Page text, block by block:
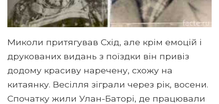
Миколи притягував Схід, але крім емоцій і
друкованих видань з поїздки він привіз
додому красиву наречену, схожу на
китаянку. Весілля зіграли через рік, восени.
Спочатку жили Улан-Баторі, де працювали